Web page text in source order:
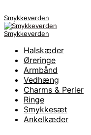
Smykkeverden
Smykkeverden
Halskæder
Øreringe
Armbånd
Vedhæng
Charms & Perler
Ringe
Smykkesæt
Ankelkæder